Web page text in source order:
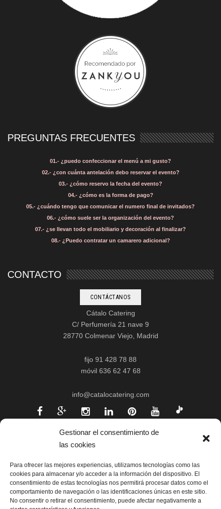
Gestionar el consentimiento de
las cookies
Para ofrecer las mejores experiencias, utilizamos tecnologías como las
cookies para almacenar y/o acceder a la información del dispositivo. El
consentimiento de estas tecnologías nos permitirá procesar datos como el
comportamiento de navegación o las identificaciones únicas en este sitio.
No consentir o retirar el consentimiento, puede afectar negativamente a
PREGUNTAS FRECUENTES
01.- ¿puedo confeccionar el menú a mi gusto?
02.- ¿con cuánta antelación debo reservar el evento?
03.- ¿cómo reservo la fecha del evento?
04.- ¿cómo es la forma de pago?
05.- ¿cuándo tengo que comunicar el numero final de invitados?
06.- ¿cómo suele ser la organización del evento?
07.- ¿se llevan todo el mobiliario y decoración al finalizar?
08.- ¿Puedo contratar un camarero adicional?
CONTACTO
CONTÁCTANOS
Cátalo Catering
C/ Perfumería 21 nave 9
28770 Colmenar Viejo, Madrid
fijo 91 428 78 88
móvil 636 62 47 68
info@catalocatering.com